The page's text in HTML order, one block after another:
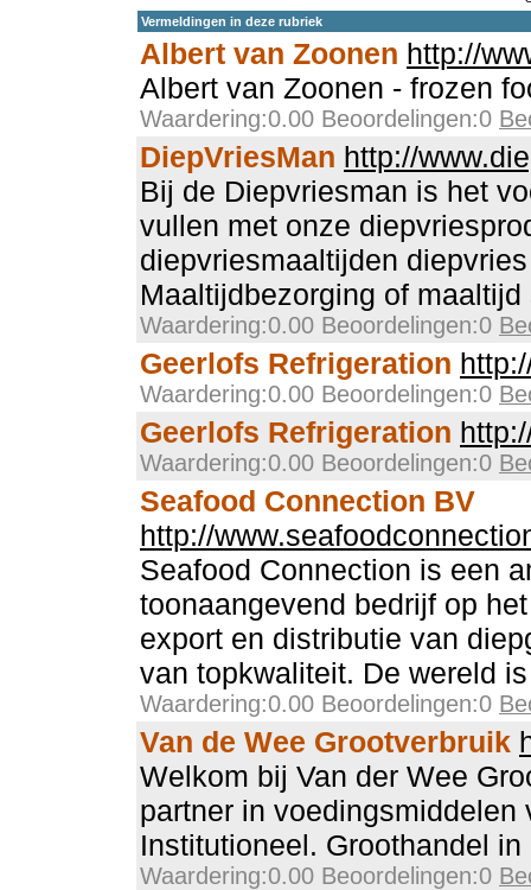
Vermeldingen in deze rubriek
Albert van Zoonen http://
Albert van Zoonen - frozen
Waardering:0.00 Beoordelingen:0
DiepVriesMan http://
Bij de Diepvriesman is het
vullen met onze
diepvriesmaaltijden
Maaltijdbezorging of maaltijd
Waardering:0.00 Beoordelingen:0
Geerlofs Refrigeration
Waardering:0.00 Beoordelingen:0
Geerlofs Refrigeration
Waardering:0.00 Beoordelingen:0
Seafood Connection BV
http://
Seafood Connection is een
toonaangevend bedrijf op
export en distributie van
van topkwaliteit. De wereld
Waardering:0.00 Beoordelingen:0
Van de Wee Grootverbruik
Welkom bij Van der Wee
partner in voedingsmiddelen
Institutioneel. Groothandel
Waardering:0.00 Beoordelingen:0